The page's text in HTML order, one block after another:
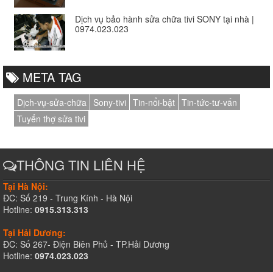
Dịch vụ bảo hành sửa chữa tivi SONY tại nhà |
0974.023.023
META TAG
Dịch-vụ-sửa-chữa Sony-tivi Tin-nổi-bật Tin-tức-tư-vấn
Tuyển thợ sửa tivi
THÔNG TIN LIÊN HỆ
Tại Hà Nội:
ĐC: Số 219 - Trung Kính - Hà Nội
Hotline: 0915.313.313
Tại Hải Dương:
ĐC: Số 267- Điện Biên Phủ - TP.Hải Dương
Hotline: 0974.023.023